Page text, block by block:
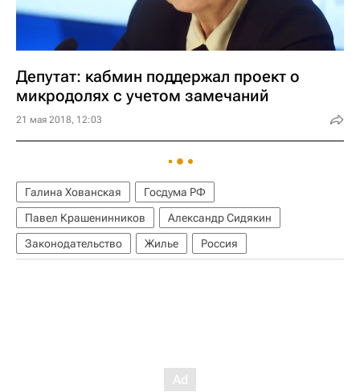
Депутат: кабмин поддержал проект о
микродолях с учетом замечаний
21 мая 2018, 12:03
Галина Хованская
Госдума РФ
Павел Крашенинников
Александр Сидякин
Законодательство
Жилье Россия